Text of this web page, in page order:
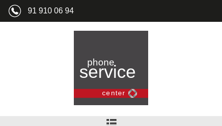
91 910 06 94